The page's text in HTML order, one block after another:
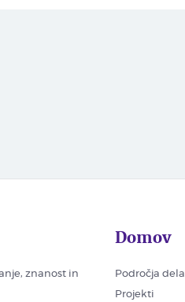
znanost in
Domov
Področja dela
Projekti